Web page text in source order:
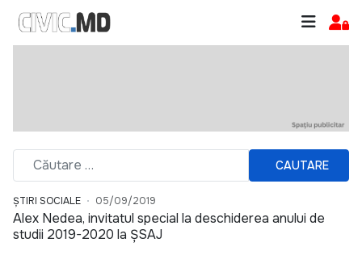
CAUTARE
ȘTIRI SOCIALE 05/09/2019
Alex Nedea, invitatul special la deschiderea anului de
studii 2019-2020 la ȘSAJ